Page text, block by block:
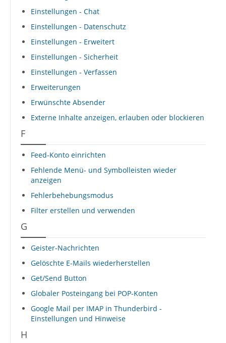
Einstellungen - Chat
Einstellungen - Datenschutz
Einstellungen - Erweitert
Einstellungen - Sicherheit
Einstellungen - Verfassen
Erweiterungen
Erwünschte Absender
Externe Inhalte anzeigen, erlauben oder blockieren
F
Feed-Konto einrichten
Fehlende Menü- und Symbolleisten wieder
anzeigen
Fehlerbehebungsmodus
Filter erstellen und verwenden
G
Geister-Nachrichten
Gelöschte E-Mails wiederherstellen
Get/Send Button
Globaler Posteingang bei POP-Konten
Google Mail per IMAP in Thunderbird -
Einstellungen und Hinweise
H